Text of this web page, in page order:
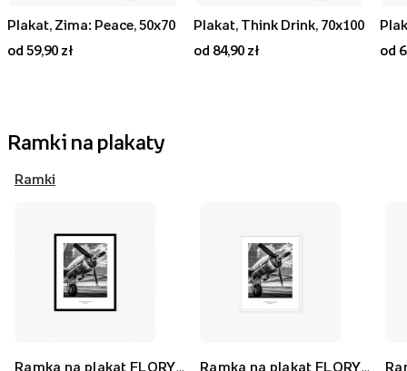
Plakat, Zima: Peace, 50x70
od 59,90 zł
Plakat, Think Drink, 70x100
od 84,90 zł
od
Ramki na plakaty
Ramki